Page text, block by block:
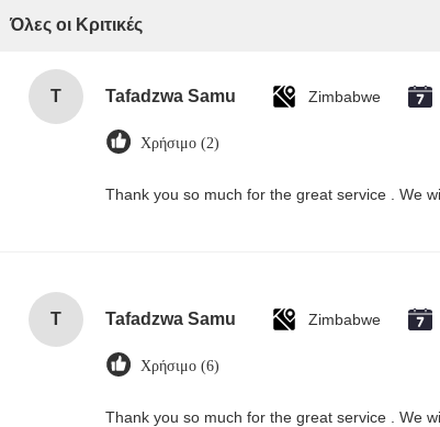
Όλες οι Κριτικές
T Tafadzwa Samu Zimbabwe
Χρήσιμο (2)
Thank you so much for the great service . We
T Tafadzwa Samu Zimbabwe
Χρήσιμο (6)
Thank you so much for the great service . We